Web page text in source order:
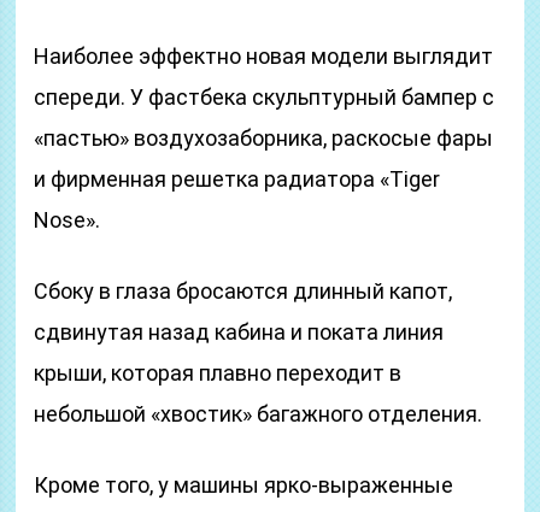
Наиболее эффектно новая модели выглядит
спереди. У фастбека скульптурный бампер с
«пастью» воздухозаборника, раскосые фары
и фирменная решетка радиатора «Tiger
Nose».
Сбоку в глаза бросаются длинный капот,
сдвинутая назад кабина и поката линия
крыши, которая плавно переходит в
небольшой «хвостик» багажного отделения.
Кроме того, у машины ярко-выраженные